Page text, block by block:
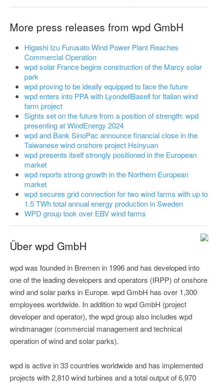
More press releases from wpd GmbH
Higashi Izu Furusato Wind Power Plant Reaches
Commercial Operation
wpd solar France begins construction of the Marcy solar
park
wpd proving to be ideally equipped to face the future
wpd enters into PPA with LyondellBasell for Italian wind
farm project
Sights set on the future from a position of strength: wpd
presenting at WindEnergy 2024
wpd and Bank SinoPac announce financial close in the
Taiwanese wind onshore project Hsinyuan
wpd presents itself strongly positioned in the European
market
wpd reports strong growth in the Northern European
market
wpd secures grid connection for two wind farms with up to
1.5 TWh total annual energy production in Sweden
WPD group took over EBV wind farms
Über wpd GmbH
wpd was founded in Bremen in 1996 and has developed into
one of the leading developers and operators (IRPP) of onshore
wind and solar parks in Europe. wpd GmbH has over 1,300
employees worldwide. In addition to wpd GmbH (project
developer and operator), the wpd group also includes wpd
windmanager (commercial management and technical
operation of wind and solar parks).
wpd is active in 33 countries worldwide and has implemented
projects with 2,810 wind turbines and a total output of 6,970